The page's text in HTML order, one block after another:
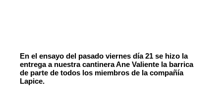
En el ensayo del pasado viernes día 21 se hizo la
entrega a nuestra cantinera Ane Valiente la barrica
de parte de todos los miembros de la compañía
Lapice.